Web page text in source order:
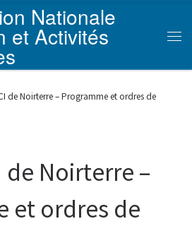
Nationale
et Activités
de Noirterre – Programme et ordres de
de Noirterre –
et ordres de